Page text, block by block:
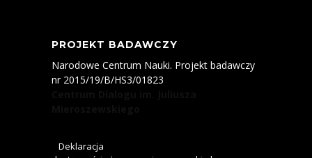
PROJEKT BADAWCZY
Narodowe Centrum Nauki. Projekt badawczy
nr 2015/19/B/HS3/01823
Deklaracja